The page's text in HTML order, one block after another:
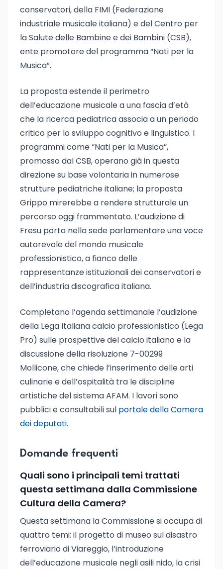
conservatori, della FIMI (Federazione
industriale musicale italiana) e del Centro per
la Salute delle Bambine e dei Bambini (CSB),
ente promotore del programma “Nati per la
Musica”.
La proposta estende il perimetro
dell’educazione musicale a una fascia d’età
che la ricerca pediatrica associa a un periodo
critico per lo sviluppo cognitivo e linguistico. I
programmi come “Nati per la Musica”,
promosso dal CSB, operano già in questa
direzione su base volontaria in numerose
strutture pediatriche italiane; la proposta
Grippo mirerebbe a rendere strutturale un
percorso oggi frammentato. L’audizione di
Fresu porta nella sede parlamentare una voce
autorevole del mondo musicale
professionistico, a fianco delle
rappresentanze istituzionali dei conservatori e
dell’industria discografica italiana.
Completano l’agenda settimanale l’audizione
della Lega Italiana calcio professionistico (Lega
Pro) sulle prospettive del calcio italiano e la
discussione della risoluzione 7-00299
Mollicone, che chiede l’inserimento delle arti
culinarie e dell’ospitalità tra le discipline
artistiche del sistema AFAM. I lavori sono
pubblici e consultabili sul portale della Camera
dei deputati.
Domande frequenti
Quali sono i principali temi trattati
questa settimana dalla Commissione
Cultura della Camera?
Questa settimana la Commissione si occupa di
quattro temi: il progetto di museo sul disastro
ferroviario di Viareggio, l’introduzione
dell’educazione musicale negli asili nido, la crisi